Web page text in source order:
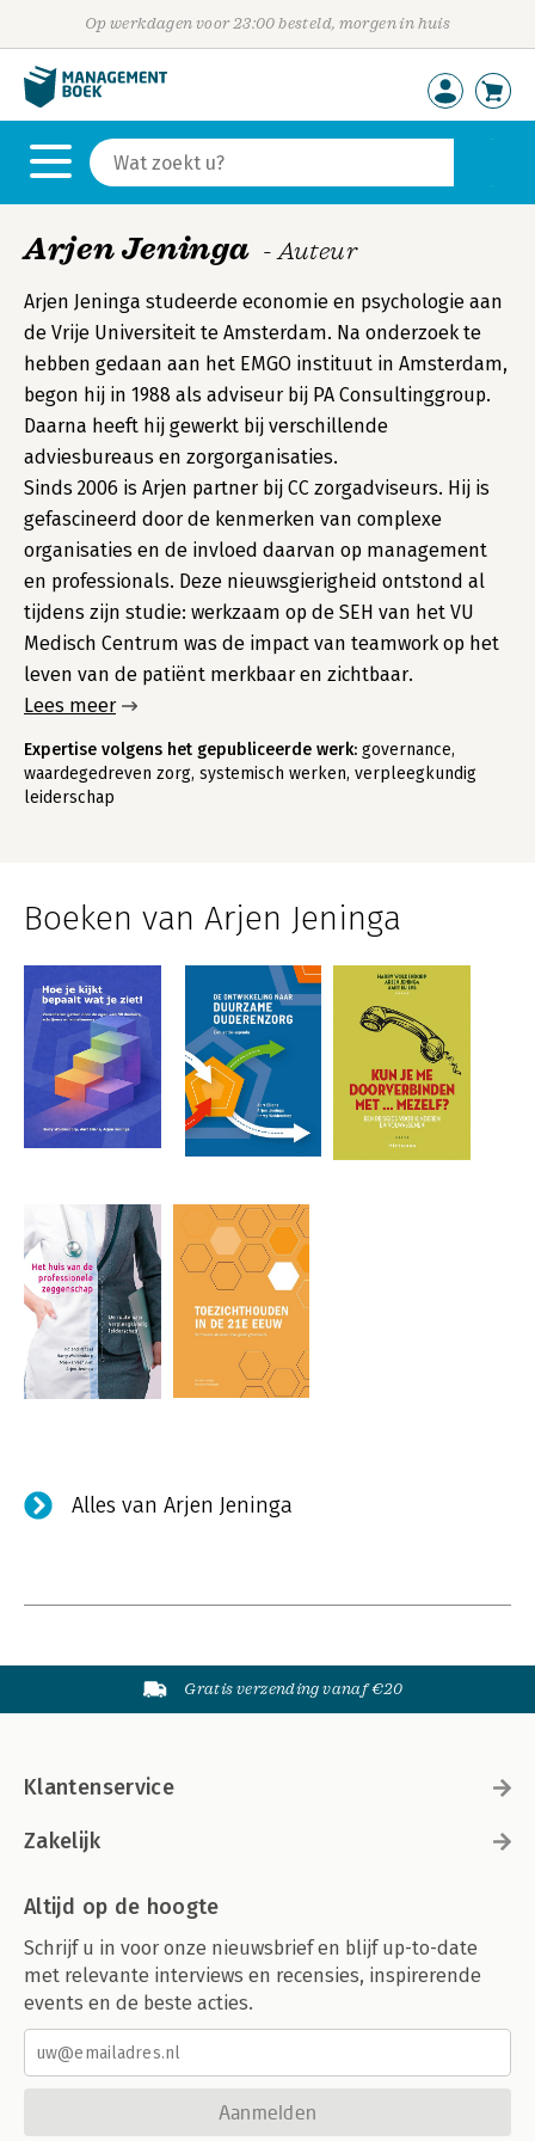
Op werkdagen voor 23:00 besteld, morgen in huis
Arjen Jeninga - Auteur
Arjen Jeninga studeerde economie en psychologie aan
de Vrije Universiteit te Amsterdam. Na onderzoek te
hebben gedaan aan het EMGO instituut in Amsterdam,
begon hij in 1988 als adviseur bij PA Consultinggroup.
Daarna heeft hij gewerkt bij verschillende
adviesbureaus en zorgorganisaties.
Sinds 2006 is Arjen partner bij CC zorgadviseurs. Hij is
gefascineerd door de kenmerken van complexe
organisaties en de invloed daarvan op management
en professionals. Deze nieuwsgierigheid ontstond al
tijdens zijn studie: werkzaam op de SEH van het VU
Medisch Centrum was de impact van teamwork op het
leven van de patiënt merkbaar en zichtbaar.
Lees meer
Expertise volgens het gepubliceerde werk: governance,
waardegedreven zorg, systemisch werken, verpleegkundig
leiderschap
Boeken van Arjen Jeninga
Alles van Arjen Jeninga
Gratis verzending vanaf €20
Klantenservice
Zakelijk
Altijd op de hoogte
Schrijf u in voor onze nieuwsbrief en blijf up-to-date
met relevante interviews en recensies, inspirerende
events en de beste acties.
Aanmelden